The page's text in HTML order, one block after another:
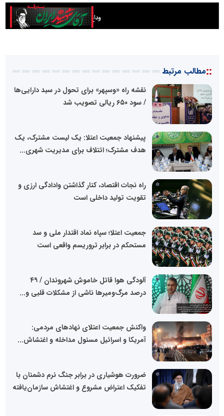
::مطالب مرتبط
نقشه راه «وسپهر» برای تحول در سبد دارایی‌ها
/ سود ۶۵۰ ریالی تصویب شد
پیشنهاد جمعیت اعتلا: یک لیست مشترک، یک
هدف مشترک؛ ائتلاف برای مدیریت شهری...
راه نجات اقتصاد، کنار گذاشتن وادادگی ارزی و
تقویت تولید داخلی است
جمعیت اعتلا؛ سپاه نماد اقتدار ملی و سد
مستحکم در برابر تروریسم واقعی است
آلودگی هوا قاتل خاموش شهروندان / ۴۹
درصد مرگ‌ومیرها ناشی از مشکلات قلبی و...
واکنش جمعیت اعتلای نهادهای مردمی:
آمریکا و اسرائیل مسئول مداخله و اغتشاش...
ضرورت هوشیاری در برابر جنگ نرم دشمنان با
تفکیک اعتراض مشروع و اغتشاش سازمان‌یافته